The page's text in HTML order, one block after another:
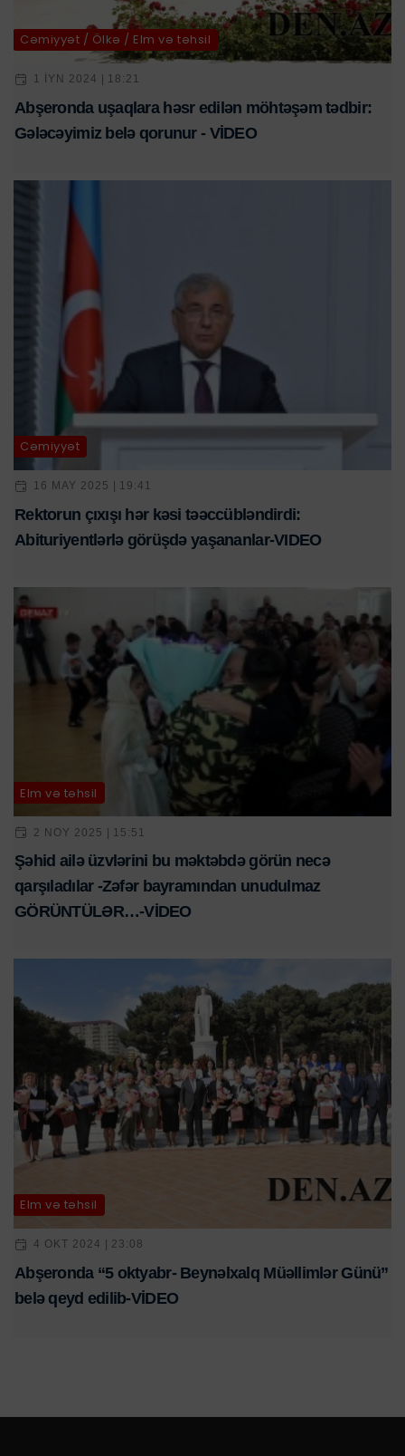
Cəmiyyət / Ölkə / Elm və təhsil
1 IYN 2024 | 18:21
Abşeronda uşaqlara həsr edilən möhtəşəm tədbir:
Gələcəyimiz belə qorunur - VİDEO
Cəmiyyət
16 MAY 2025 | 19:41
Rektorun çıxışı hər kəsi təəccübləndirdi:
Abituriyentlərlə görüşdə yaşananlar-VIDEO
Elm və təhsil
2 NOY 2025 | 15:51
Şəhid ailə üzvlərini bu məktəbdə görün necə
qarşıladılar -Zəfər bayramından unudulmaz
GÖRÜNTÜLƏR…-VİDEO
Elm və təhsil
4 OKT 2024 | 23:08
Abşeronda “5 oktyabr- Beynəlxalq Müəllimlər Günü”
belə qeyd edilib-VİDEO